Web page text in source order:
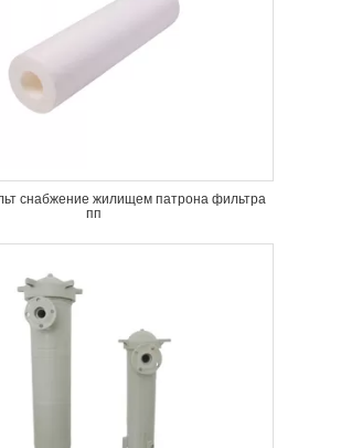
снабжение жилищем патрона фильтра
пп